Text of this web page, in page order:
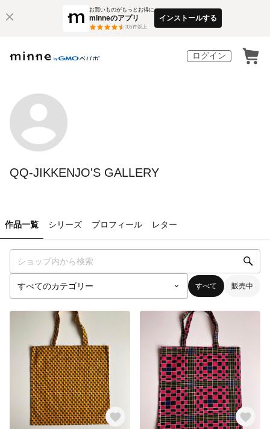
お買いものがもっとお得に
minneのアプリ
3万件以上
インストールする
ログイン
QQ-JIKKENJO'S GALLERY
作品一覧 シリーズ プロフィール レター
すべて 販売中